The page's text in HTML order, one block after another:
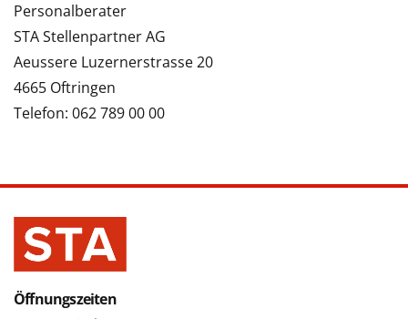
Personalberater
STA Stellenpartner AG
Aeussere Luzernerstrasse 20
4665 Oftringen
Telefon: 062 789 00 00
Öffnungszeiten